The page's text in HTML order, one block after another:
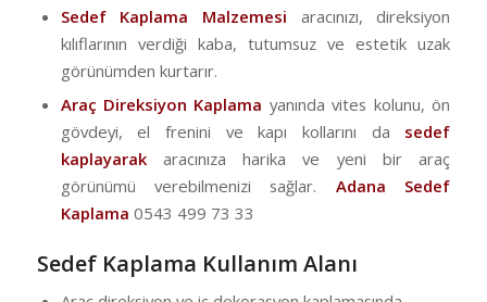
Sedef Kaplama Malzemesi aracınızı, direksiyon
kılıflarının verdiği kaba, tutumsuz ve estetik uzak
görünümden kurtarır.
Araç Direksiyon Kaplama yanında vites kolunu, ön
gövdeyi, el frenini ve kapı kollarını da sedef
kaplayarakaracınıza harika ve yeni bir araç
görünümü verebilmenizi sağlar. Adana Sedef
Kaplama 0543 499 73 33
Sedef Kaplama Kullanım Alanı